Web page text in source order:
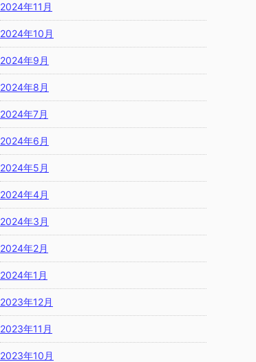
2024年11月
2024年10月
2024年9月
2024年8月
2024年7月
2024年6月
2024年5月
2024年4月
2024年3月
2024年2月
2024年1月
2023年12月
2023年11月
2023年10月